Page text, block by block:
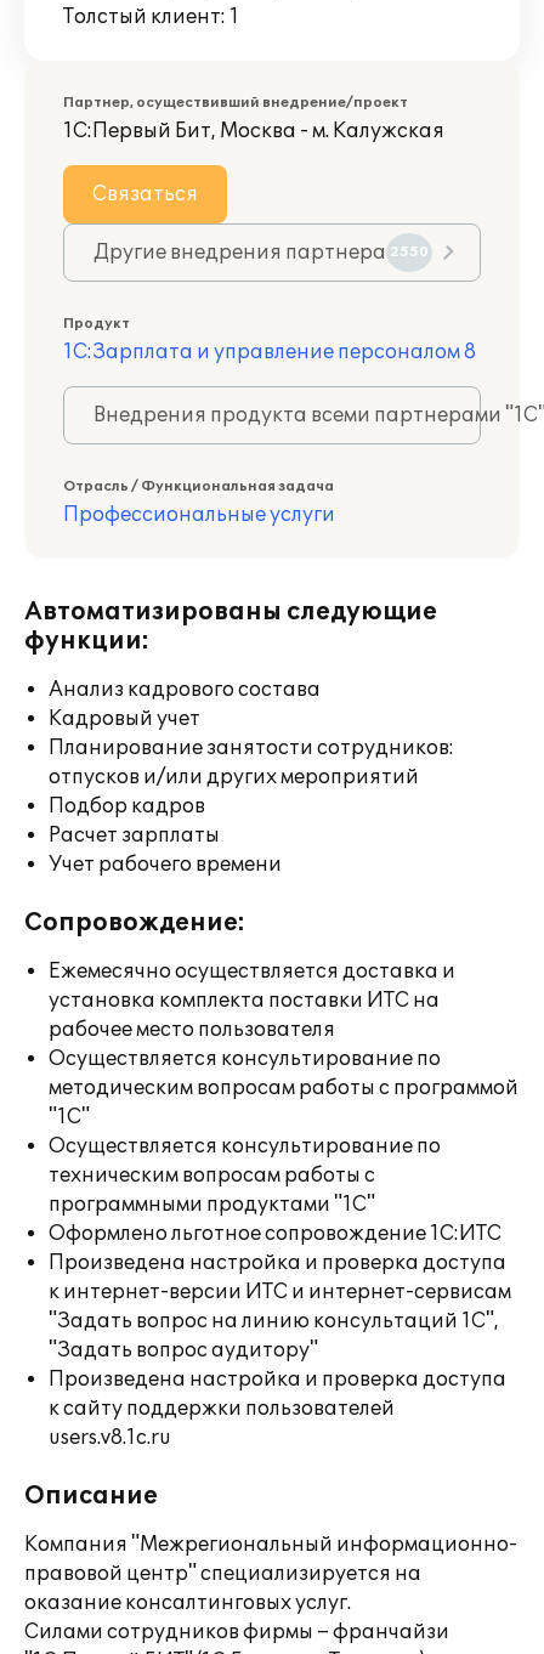
Толстый клиент: 1
Партнер, осуществивший внедрение/проект
1С:Первый Бит, Москва - м. Калужская
Связаться
Другие внедрения партнера 2550
Продукт
1С:Зарплата и управление персоналом 8
Внедрения продукта всеми партнерами
Отрасль / Функциональная задача
Профессиональные услуги
Автоматизированы следующие
функции:
Анализ кадрового состава
Кадровый учет
Планирование занятости сотрудников:
отпусков и/или других мероприятий
Подбор кадров
Расчет зарплаты
Учет рабочего времени
Сопровождение:
Ежемесячно осуществляется доставка и
установка комплекта поставки ИТС на
рабочее место пользователя
Осуществляется консультирование по
методическим вопросам работы с программой
"1С"
Осуществляется консультирование по
техническим вопросам работы с
программными продуктами "1С"
Оформлено льготное сопровождение 1С:ИТС
Произведена настройка и проверка доступа
к интернет-версии ИТС и интернет-сервисам
"Задать вопрос на линию консультаций 1С",
"Задать вопрос аудитору"
Произведена настройка и проверка доступа
к сайту поддержки пользователей
users.v8.1c.ru
Описание
Компания "Межрегиональный информационно-
правовой центр" специализируется на
оказание консалтинговых услуг.
Силами сотрудников фирмы – франчайзи